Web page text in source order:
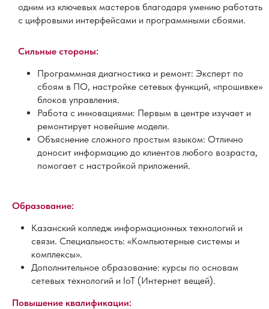
одним из ключевых мастеров благодаря умению работать
с цифровыми интерфейсами и программными сбоями.
Сильные стороны:
Программная диагностика и ремонт: Эксперт по
сбоям в ПО, настройке сетевых функций, «прошивке»
блоков управления.
Работа с инновациями: Первым в центре изучает и
ремонтирует новейшие модели.
Объяснение сложного простым языком: Отлично
доносит информацию до клиентов любого возраста,
помогает с настройкой приложений.
Образование:
Казанский колледж информационных технологий и
связи. Специальность: «Компьютерные системы и
комплексы».
Дополнительное образование: курсы по основам
сетевых технологий и IoT (Интернет вещей).
Повышение квалификации: